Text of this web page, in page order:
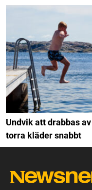
Undvik att drabbas
torra kläder snabbt